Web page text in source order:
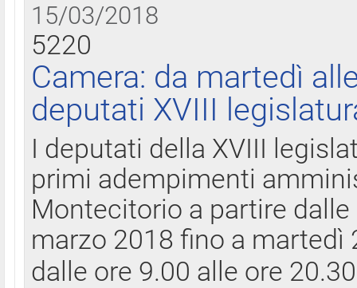
15/03/2018
5220
Camera: da martedì
deputati XVIII
I deputati della XVIII
primi adempimenti
Montecitorio a partire
marzo 2018 fino a
dalle ore 9.00 alle ore